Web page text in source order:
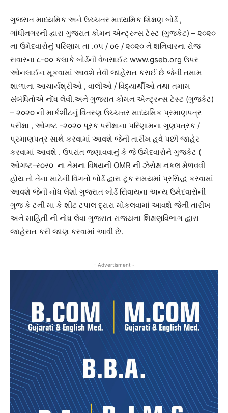
ગુજરાત માધ્યમિક અને ઉચ્ચતર માધ્યમિક શિક્ષણ બોર્ડ ,
ગાંધીનગરની દ્વારા ગુજરાત કોમન એન્ટ્રન્સ ટેસ્ટ (ગુજકેટ) – ૨૦૨૦
ના ઉમેદવારોનું પરિણામ તા .૦૫ / o૯ / ૨૦૨૦ ને શનિવારના રોજ
સવારના ૮-૦૦ કલાકે બોર્ડની વેબસાઈટ www.gseb.org ઉપર
ઓનલાઈન મૂકવામાં આવશે તેવી જાહેરાત કરાઈ છે જેની તમામ
શાળાના આચાર્યશ્રીઓ , વાલીઓ / વિદ્યાર્થીઓ તથા તમામ
સંબંધિતોએ નોંધ લેવી.અને ગુજરાત કોમન એન્ટ્રન્સ ટેસ્ટ (ગુજકેટ)
– ૨૦૨૦ ની માર્કશીટનું વિતરણ ઉચ્ચત્તર માધ્યમિક પ્રમાણપત્ર
પરીક્ષા , ઓગષ્ટ -૨૦૨૦ પૂરક પરીક્ષાના પરિણામના ગુણપત્રક /
પ્રમાણપત્ર સાથે કરવામાં આવશે જેની તારીખ હવે પછી જાહેર
કરવામાં આવશે . ઉપરાંત જણાવવાનું કે જે ઉમેદવારોને ગુજકેટ (
ઓગષ્ટ-ર૦ર૦ ના તેમના વિષયની OMR ની ઝેરોક્ષ નકલ મેળવવી
હોય તો તેના માટેની વિગતો બોર્ડ દ્વારા ટૂંક સમયમાં પ્રસિદ્ધ કરવામાં
આવશે જેની નોંધ લેશો ગુજરાત બોર્ડ સિવાયના અન્ય ઉમેદવારોની
ગુજ કે ટની મા કે શીટ ટપાલ દ્રારા મોકલવામાં આવશે જેની તારીખ
અને માહિતી ની નોધ લેવા ગુજરાત રાજ્યના શિક્ષણવિભાગ દ્વારા
જાહેરાત કરી જાણ કરવામાં આવી છે.
- Advertisment -